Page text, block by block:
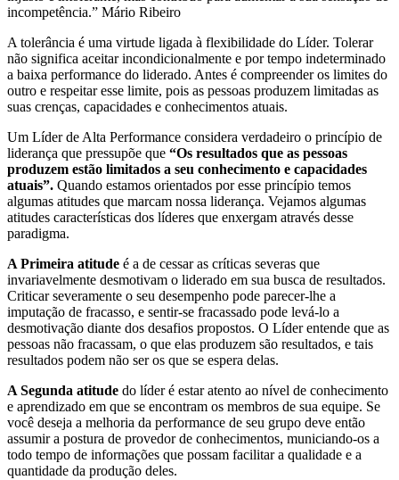
incompetência.” Mário Ribeiro
A tolerância é uma virtude ligada à flexibilidade do Líder. Tolerar
não significa aceitar incondicionalmente e por tempo indeterminado
a baixa performance do liderado. Antes é compreender os limites do
outro e respeitar esse limite, pois as pessoas produzem limitadas as
suas crenças, capacidades e conhecimentos atuais.
Um Líder de Alta Performance considera verdadeiro o princípio de
liderança que pressupõe que “Os resultados que as pessoas
produzem estão limitados a seu conhecimento e capacidades
atuais”. Quando estamos orientados por esse princípio temos
algumas atitudes que marcam nossa liderança. Vejamos algumas
atitudes características dos líderes que enxergam através desse
paradigma.
A Primeira atitude é a de cessar as críticas severas que
invariavelmente desmotivam o liderado em sua busca de resultados.
Criticar severamente o seu desempenho pode parecer-lhe a
imputação de fracasso, e sentir-se fracassado pode levá-lo a
desmotivação diante dos desafios propostos. O Líder entende que as
pessoas não fracassam, o que elas produzem são resultados, e tais
resultados podem não ser os que se espera delas.
A Segunda atitude do líder é estar atento ao nível de conhecimento
e aprendizado em que se encontram os membros de sua equipe. Se
você deseja a melhoria da performance de seu grupo deve então
assumir a postura de provedor de conhecimentos, municiando-os a
todo tempo de informações que possam facilitar a qualidade e a
quantidade da produção deles.